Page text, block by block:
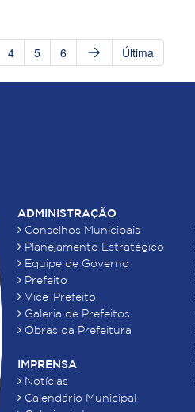
4 5 6 Última
ADMINISTRAÇÃO
Conselhos Municipais
Planejamento Estratégico
Equipe de Governo
Prefeito
Vice-Prefeito
Galeria de Prefeitos
Obras da Prefeitura
IMPRENSA
Notícias
Calendário Municipal